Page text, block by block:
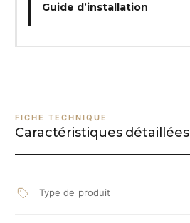
Guide d’installation
FICHE TECHNIQUE
Caractéristiques détaillées
Type de produit